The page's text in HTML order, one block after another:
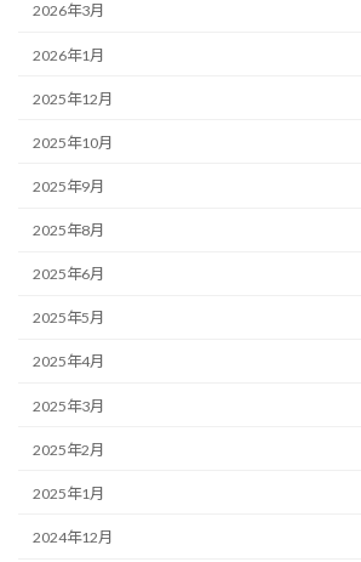
2026年3月
2026年1月
2025年12月
2025年10月
2025年9月
2025年8月
2025年6月
2025年5月
2025年4月
2025年3月
2025年2月
2025年1月
2024年12月